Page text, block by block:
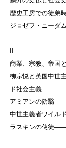
歴史工房での徒弟
ジョゼフ・ニーダ
商業、宗教、帝国
柳宗悦と英国中世
ド社会主義
アミアンの陰翳
中世主義者ワイルド
ラスキンの使徒